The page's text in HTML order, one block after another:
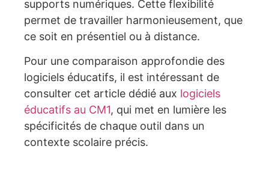
supports numériques. Cette flexibilité
permet de travailler harmonieusement, que
ce soit en présentiel ou à distance.
Pour une comparaison approfondie des
logiciels éducatifs, il est intéressant de
consulter cet article dédié aux logiciels
éducatifs au CM1, qui met en lumière les
spécificités de chaque outil dans un
contexte scolaire précis.